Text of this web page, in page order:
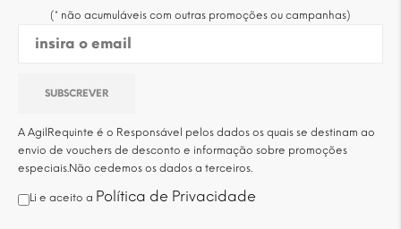
(* não acumuláveis com outras promoções ou campanhas)
A AgilRequinte é o Responsável pelos dados os quais se destinam ao
envio de vouchers de desconto e informação sobre promoções
especiais.Não cedemos os dados a terceiros.
Li e aceito a Política de Privacidade